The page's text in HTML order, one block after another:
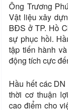
Ông Trương
Vật liệu xây
BĐS ở TP. Hồ
sự phục hồi.
tập tiến hành
động tích cực
Hầu hết các
thời cơ thuận
cao điểm cho